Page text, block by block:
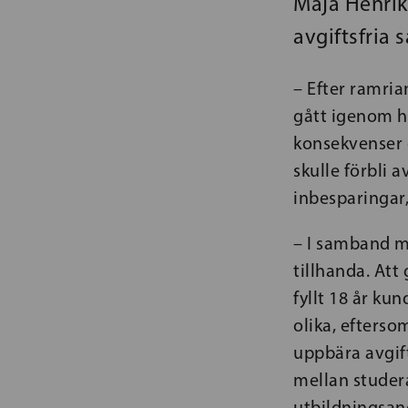
avgiftsfria
– Efter
gått igenom
skulle förbli
– I samband
tillhanda. Att
fyllt 18 år
olika,
uppbära
mellan